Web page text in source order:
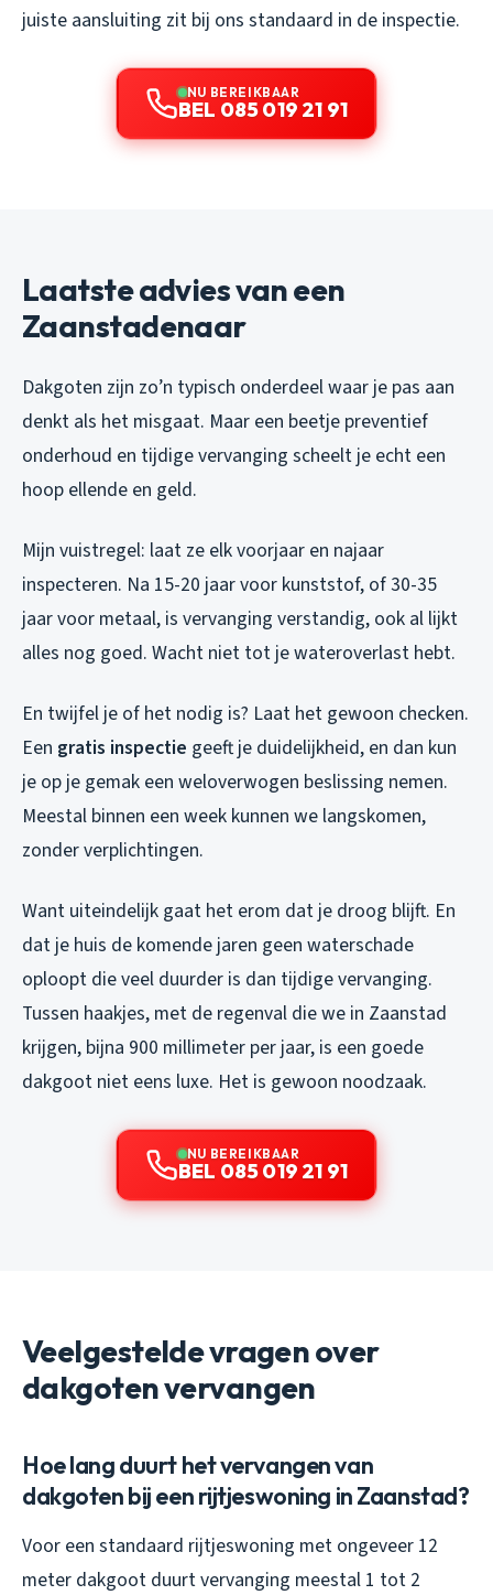
juiste aansluiting zit bij ons standaard in de inspectie.
NU BEREIKBAAR
BEL 085 019 21 91
Laatste advies van een
Zaanstadenaar
Dakgoten zijn zo’n typisch onderdeel waar je pas aan
denkt als het misgaat. Maar een beetje preventief
onderhoud en tijdige vervanging scheelt je echt een
hoop ellende en geld.
Mijn vuistregel: laat ze elk voorjaar en najaar
inspecteren. Na 15-20 jaar voor kunststof, of 30-35
jaar voor metaal, is vervanging verstandig, ook al lijkt
alles nog goed. Wacht niet tot je wateroverlast hebt.
En twijfel je of het nodig is? Laat het gewoon checken.
Een gratis inspectie geeft je duidelijkheid, en dan kun
je op je gemak een weloverwogen beslissing nemen.
Meestal binnen een week kunnen we langskomen,
zonder verplichtingen.
Want uiteindelijk gaat het erom dat je droog blijft. En
dat je huis de komende jaren geen waterschade
oploopt die veel duurder is dan tijdige vervanging.
Tussen haakjes, met de regenval die we in Zaanstad
krijgen, bijna 900 millimeter per jaar, is een goede
dakgoot niet eens luxe. Het is gewoon noodzaak.
NU BEREIKBAAR
BEL 085 019 21 91
Veelgestelde vragen over
dakgoten vervangen
Hoe lang duurt het vervangen van
dakgoten bij een rijtjeswoning in Zaanstad?
Voor een standaard rijtjeswoning met ongeveer 12
meter dakgoot duurt vervanging meestal 1 tot 2